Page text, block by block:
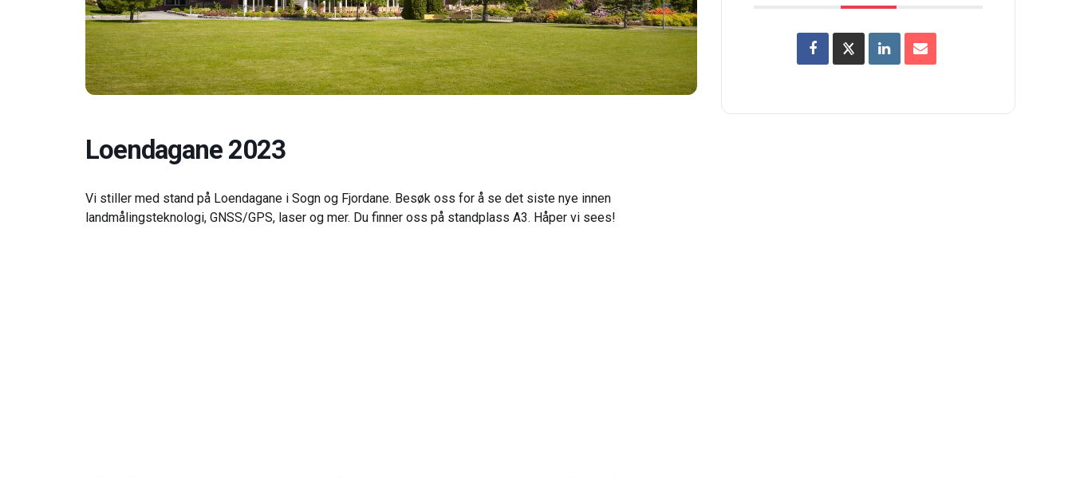
Loendagane 2023
Vi stiller med stand på Loendagane i Sogn og Fjordane. Besøk oss for å se det siste nye innen
landmålingsteknologi, GNSS/GPS, laser og mer. Du finner oss på standplass A3. Håper vi sees!